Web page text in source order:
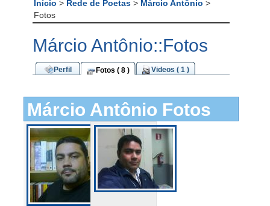
Início > Rede de Poetas > Márcio Antônio >
Fotos
Márcio Antônio::Fotos
Perfil Fotos ( 8 ) Videos ( 1 )
Márcio Antônio Fotos